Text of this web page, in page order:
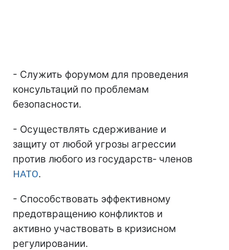
- Служить форумом для проведения
консультаций по проблемам
безопасности.
- Осуществлять сдерживание и
защиту от любой угрозы агрессии
против любого из государств‑ членов
НАТО.
- Способствовать эффективному
предотвращению конфликтов и
активно участвовать в кризисном
регулировании.